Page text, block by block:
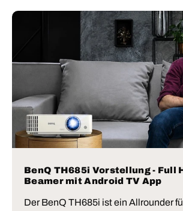
BenQ TH685i Vorstellung - Full
Beamer mit Android TV App
Der BenQ TH685i ist ein Allrounder